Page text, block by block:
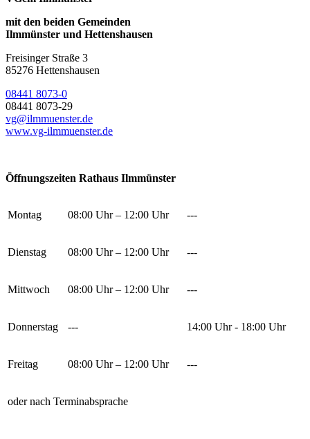
mit den beiden Gemeinden
Ilmmünster und Hettenshausen
Freisinger Straße 3
85276 Hettenshausen
08441 8073-0
08441 8073-29
vg@ilmmuenster.de
www.vg-ilmmuenster.de
Öffnungszeiten Rathaus Ilmmünster
Montag 08:00 Uhr – 12:00 Uhr ---
Dienstag 08:00 Uhr – 12:00 Uhr ---
Mittwoch 08:00 Uhr – 12:00 Uhr ---
Donnerstag --- 14:00 Uhr - 18:00 Uhr
Freitag 08:00 Uhr – 12:00 Uhr ---
oder nach Terminabsprache